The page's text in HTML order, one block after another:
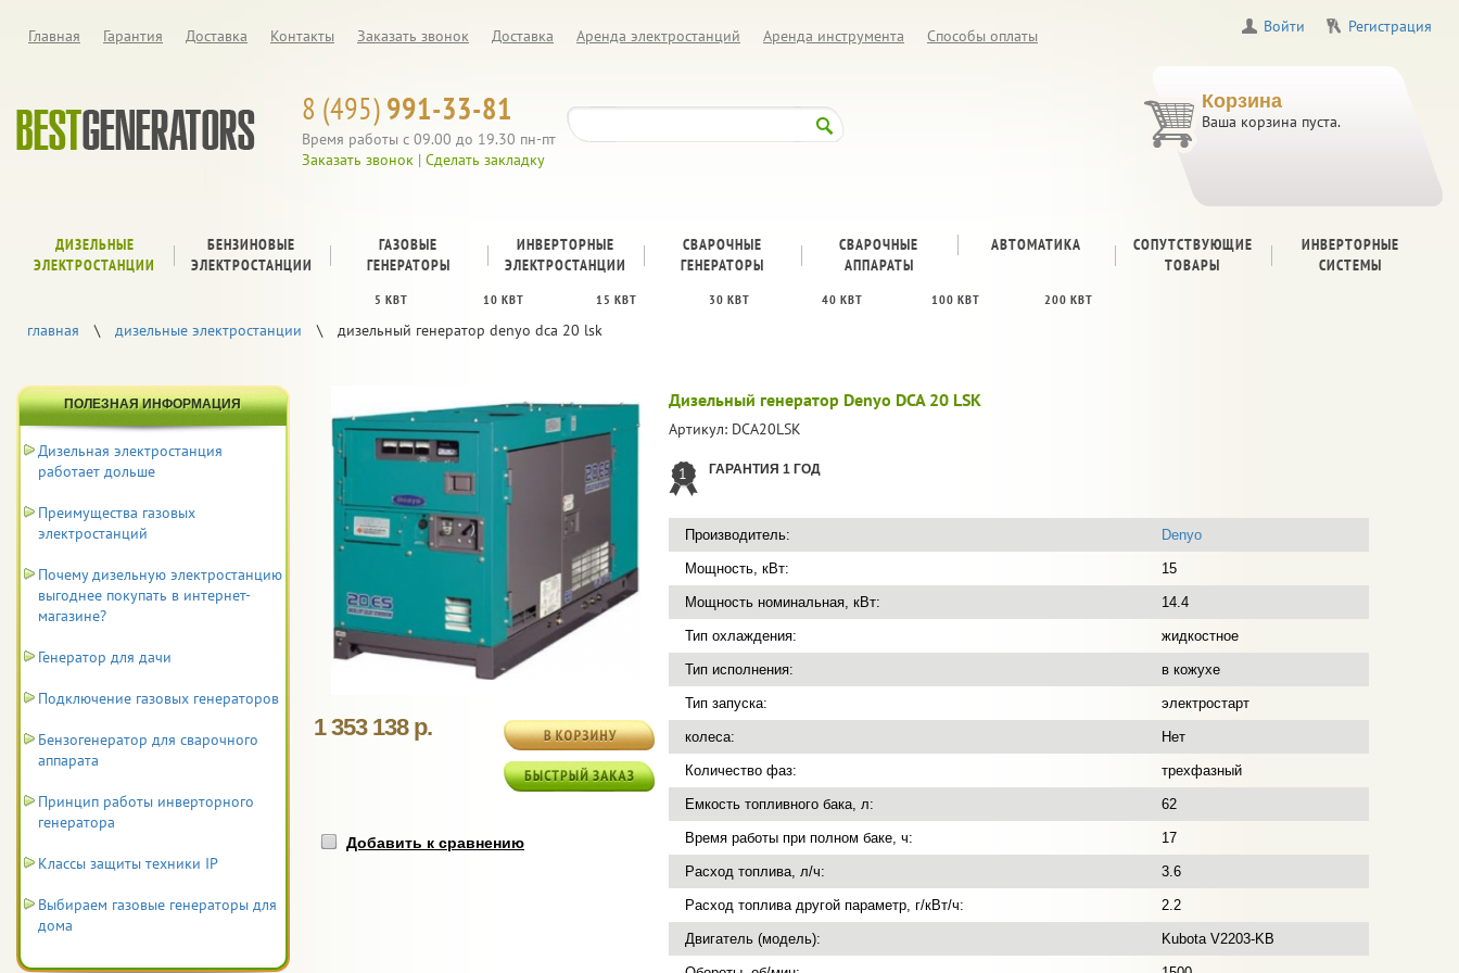
Главная Гарантия Доставка Контакты Заказать звонок Доставка Аренда электростанций Аренда инструмента Способы оплаты Войти Регистрация
8 (495)991-33-81
Время работы с 09.00 до 19.30 пн-пт
Заказать звонок| Сделать закладку
Корзина
Ваша корзина пуста.
ДИЗЕЛЬНЫЕ
ЭЛЕКТРОСТАНЦИИ
5 КВТ 10 КВТ 15 КВТ 30 КВТ 40 КВТ 100 КВТ 200 КВТ
БЕНЗИНОВЫЕ
ЭЛЕКТРОСТАНЦИИ
ГАЗОВЫЕ
ГЕНЕРАТОРЫ
ИНВЕРТОРНЫЕ
ЭЛЕКТРОСТАНЦИИ
СВАРОЧНЫЕ
ГЕНЕРАТОРЫ
CВАРОЧНЫЕ
АППАРАТЫ
АВТОМАТИКА
СОПУТСТВУЮЩИЕ
ТОВАРЫ
ИНВЕРТОРНЫЕ
СИСТЕМЫ
главная \ дизельные электростанции \ дизельный генератор denyo dca 20 lsk
1 353 138 р.
Добавить к сравнению
Дизельный генератор Denyo DCA 20 LSK
Артикул: DCA20LSK
1 ГАРАНТИЯ 1 ГОД
Производитель: Denyo
Мощность, кВт: 15
Мощность номинальная, кВт: 14.4
Тип охлаждения: жидкостное
Тип исполнения: в кожухе
Тип запуска: электростарт
колеса: Нет
Количество фаз: трехфазный
Емкость топливного бака, л: 62
Время работы при полном баке, ч: 17
Расход топлива, л/ч: 3.6
Расход топлива другой параметр, г/кВт/ч: 2.2
Двигатель (модель): Kubota V2203-KB
ПОЛЕЗНАЯ ИНФОРМАЦИЯ
Дизельная электростанция
работает дольше
Преимущества газовых
электростанций
Почему дизельную электростанцию
выгоднее покупать в интернет-
магазине?
Генератор для дачи
Подключение газовых генераторов
Бензогенератор для сварочного
аппарата
Принцип работы инверторного
генератора
Классы защиты техники IP
Выбираем газовые генераторы для
дома